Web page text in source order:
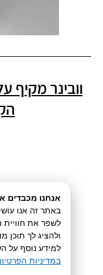
וובינר מקיף
method
of
method
אנחנו מכבדים
לשפר את
ולהציג לך תוכן
למידע נוסף על
במדיניות